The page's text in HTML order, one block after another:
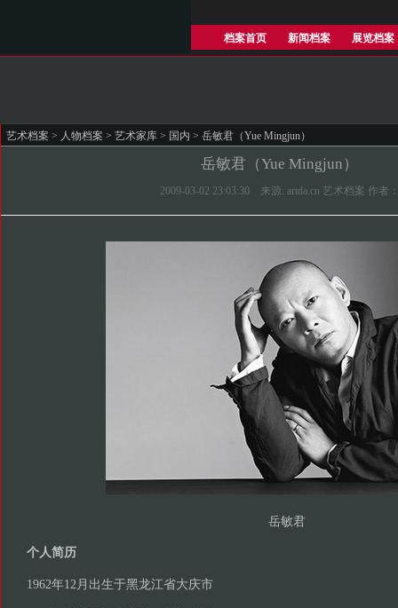
档案首页 新闻档案 展览档案
艺术档案 > 人物档案 > 艺术家库 > 国内 > 岳敏君（Yue Mingjun）
岳敏君（Yue Mingjun）
2009-03-02 23:03:30 来源: artda.cn 艺术档案 作者
岳敏君
个人简历
1962年12月出生于黑龙江省大庆市